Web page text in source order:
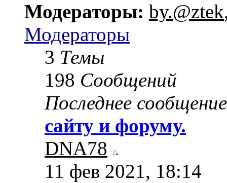
Модераторы: by.@ztek
Модераторы
3 Темы
198 Сообщений
Последнее сообщение
сайту и форуму.
DNA78
11 фев 2021, 18:14